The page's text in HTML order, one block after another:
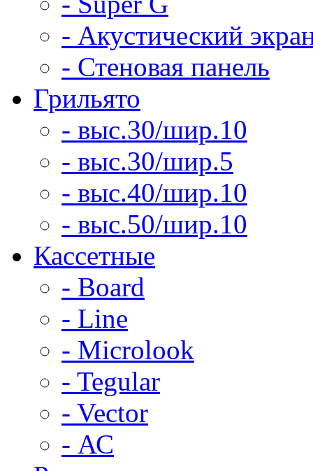
- Акустический
- Стеновая панель
Грильято
- выс.30/шир.10
- выс.30/шир.5
- выс.40/шир.10
- выс.50/шир.10
Кассетные
- Board
- Line
- Microlook
- Tegular
- Vector
- АС